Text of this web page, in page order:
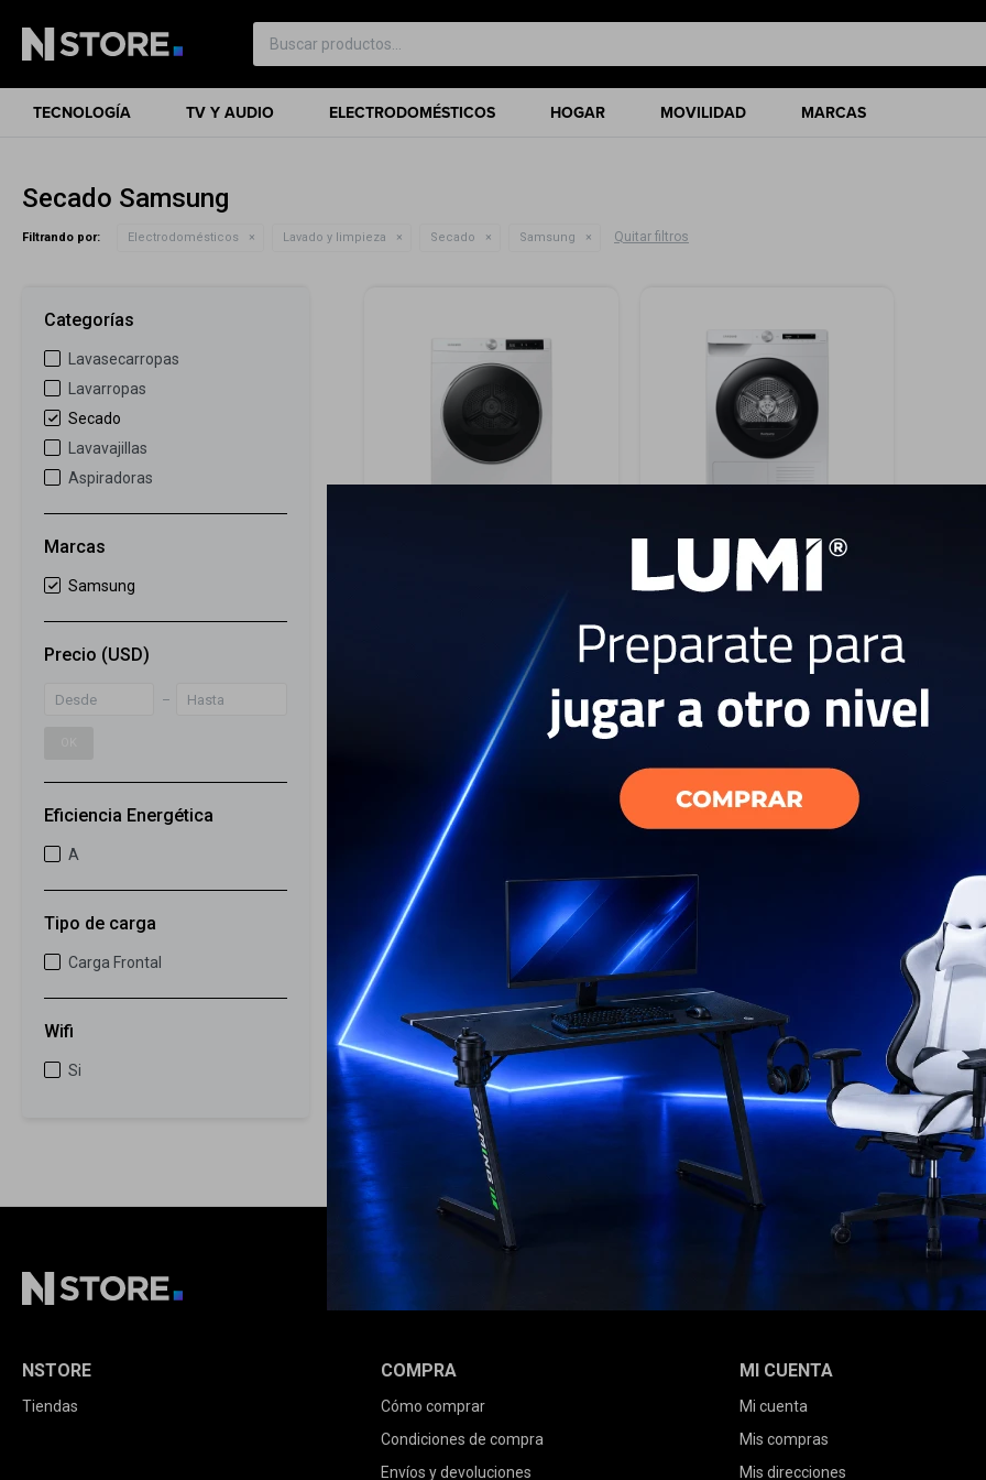
TECNOLOGÍA TV Y AUDIO ELECTRODOMÉSTICOS HOGAR MOVILIDAD MARCAS
Secado Samsung
Filtrando por: Electrodomésticos Lavado y limpieza Secado Samsung Quitar filtros
USD 629
GARANTÍA: 1 AÑO
ENVÍO A TODO EL PAÍS
Secarropas Samsung 9 kg
con tecnología IA DV90T
USD 999 USD899
ENVIO GRATIS
GARANTÍA: 1 AÑO
ENVÍO A TODO EL PAÍS
Categorías
Lavasecarropas
Lavarropas
Secado
Lavavajillas
Aspiradoras
Marcas
Samsung
Precio (USD)
Eficiencia Energética
A
Tipo de carga
Carga Frontal
Wifi
Si
NSTORE
Tiendas
COMPRA
Cómo comprar
Condiciones de compra
Envíos y devoluciones
MI CUENTA
Mi cuenta
Mis compras
Mis direcciones